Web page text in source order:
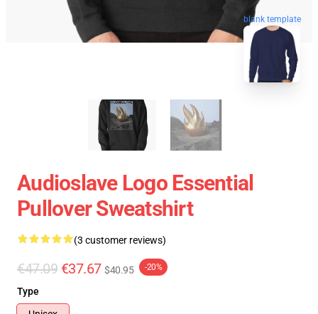
blank template
Audioslave Logo Essential
Pullover Sweatshirt
(3 customer reviews)
€47.09 €37.67 $40.95 -20%
Type